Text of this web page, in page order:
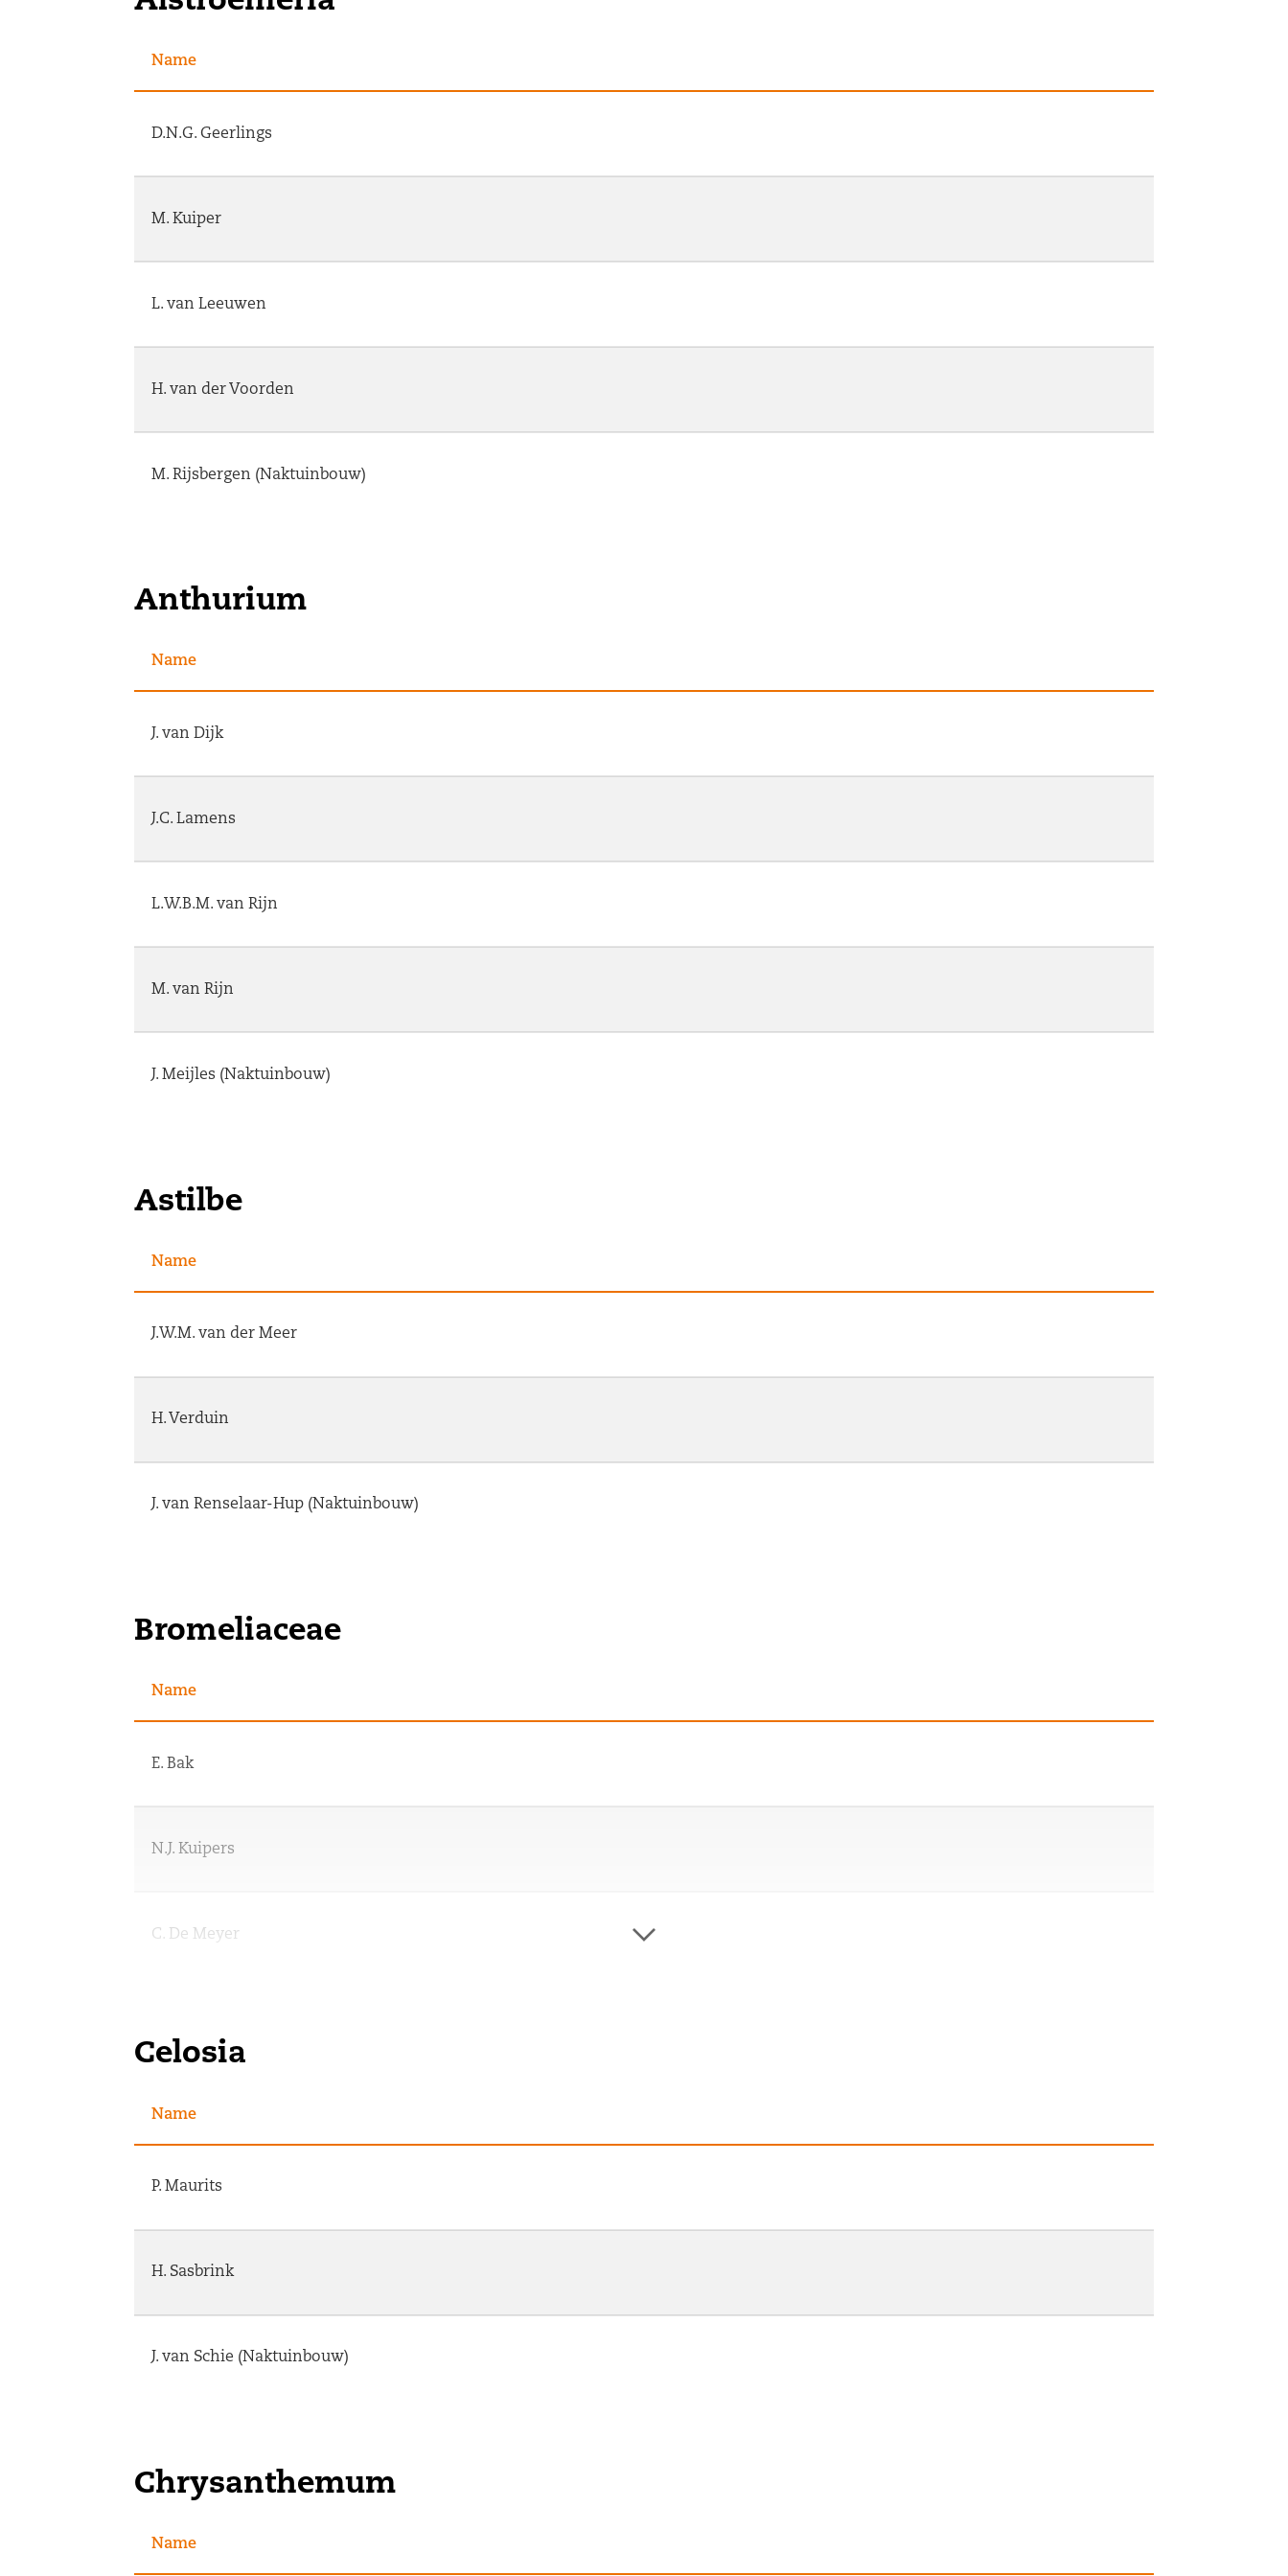
Name
D.N.G. Geerlings
M. Kuiper
L. van Leeuwen
H. van der Voorden
M. Rijsbergen (Naktuinbouw)
Anthurium
Name
J. van Dijk
J.C. Lamens
L.W.B.M. van Rijn
M. van Rijn
J. Meijles (Naktuinbouw)
Astilbe
Name
J.W.M. van der Meer
H. Verduin
J. van Renselaar-Hup (Naktuinbouw)
Bromeliaceae
Name
E. Bak
N.J. Kuipers
C. De Meyer
L. Taerwe
S. van der Velden
J. van Schie (Naktuinbouw)
Celosia
Name
P. Maurits
H. Sasbrink
J. van Schie (Naktuinbouw)
Chrysanthemum
Name